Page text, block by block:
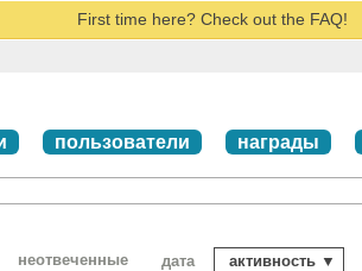
First time here? Check out the FAQ!
пользователи награды
неотвеченные дата активность ▼